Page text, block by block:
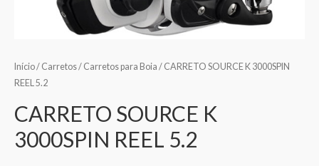
Início/ Carretos/ Carretos para Boia / CARRETO SOURCE K 3000SPIN
REEL 5.2
CARRETO SOURCE K
3000SPIN REEL 5.2